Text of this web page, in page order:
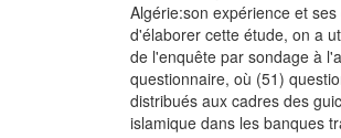
Algérie:son expérience et
d'élaborer cette étude, on a
de l'enquête par sondage à
questionnaire, où (51)
distribués aux cadres des
islamique dans les banques